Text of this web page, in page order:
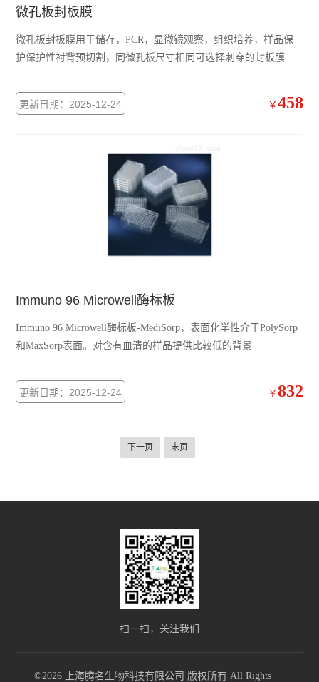
微孔板封板膜
微孔板封板膜用于储存，PCR，显微镜观察，组织培养，样品保
护保护性衬背预切割，同微孔板尺寸相同可选择刺穿的封板膜
更新日期：2025-12-24 ￥ 458
Immuno 96 Microwell酶标板
Immuno 96 Microwell酶标板-MediSorp，表面化学性介于PolySorp
和MaxSorp表面。对含有血清的样品提供比较低的背景
更新日期：2025-12-24 ￥ 832
下一页 末页
扫一扫，关注我们
©2026 上海腾名生物科技有限公司 版权所有 All Rights